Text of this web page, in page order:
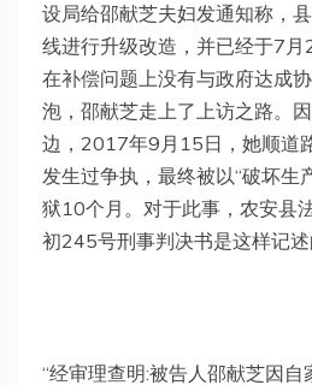
设局给邵献芝夫妇发通知称，
线进行升级改造，并已经于7
在补偿问题上没有与政府达成
泡，邵献芝走上了上访之路。
边，2017年9月15日，她顺道
发生过争执，最终被以“破坏生
狱10个月。对于此事，农安县
初245号刑事判决书是这样记述
“经审理查明:被告人邵献芝因